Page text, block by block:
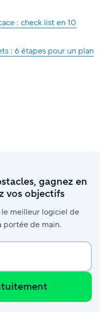
: check list en 10
: 6 étapes pour un plan
gagnez en
vos objectifs
meilleur logiciel de
portée de main.